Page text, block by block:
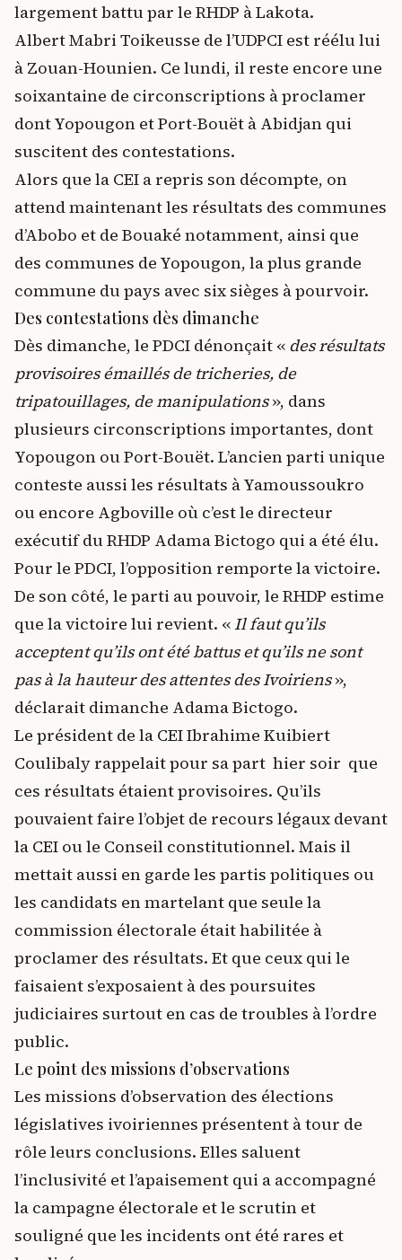
largement battu par le RHDP à Lakota.
Albert Mabri Toikeusse de l’UDPCI est réélu lui
à Zouan-Hounien. Ce lundi, il reste encore une
soixantaine de circonscriptions à proclamer
dont Yopougon et Port-Bouët à Abidjan qui
suscitent des contestations.
Alors que la CEI a repris son décompte, on
attend maintenant les résultats des communes
d’Abobo et de Bouaké notamment, ainsi que
des communes de Yopougon, la plus grande
commune du pays avec six sièges à pourvoir.
Des contestations dès dimanche
Dès dimanche, le PDCI dénonçait « des résultats
provisoires émaillés de tricheries, de
tripatouillages, de manipulations», dans
plusieurs circonscriptions importantes, dont
Yopougon ou Port-Bouët. L’ancien parti unique
conteste aussi les résultats à Yamoussoukro
ou encore Agboville où c’est le directeur
exécutif du RHDP Adama Bictogo qui a été élu.
Pour le PDCI, l’opposition remporte la victoire.
De son côté, le parti au pouvoir, le RHDP estime
que la victoire lui revient. «Il faut qu’ils
acceptent qu’ils ont été battus et qu’ils ne sont
pas à la hauteur des attentes des Ivoiriens»,
déclarait dimanche Adama Bictogo.
Le président de la CEI Ibrahime Kuibiert
Coulibaly rappelait pour sa part hier soir que
ces résultats étaient provisoires. Qu’ils
pouvaient faire l’objet de recours légaux devant
la CEI ou le Conseil constitutionnel. Mais il
mettait aussi en garde les partis politiques ou
les candidats en martelant que seule la
commission électorale était habilitée à
proclamer des résultats. Et que ceux qui le
faisaient s’exposaient à des poursuites
judiciaires surtout en cas de troubles à l’ordre
public.
Le point des missions d’observations
Les missions d’observation des élections
législatives ivoiriennes présentent à tour de
rôle leurs conclusions. Elles saluent
l’inclusivité et l’apaisement qui a accompagné
la campagne électorale et le scrutin et
souligné que les incidents ont été rares et